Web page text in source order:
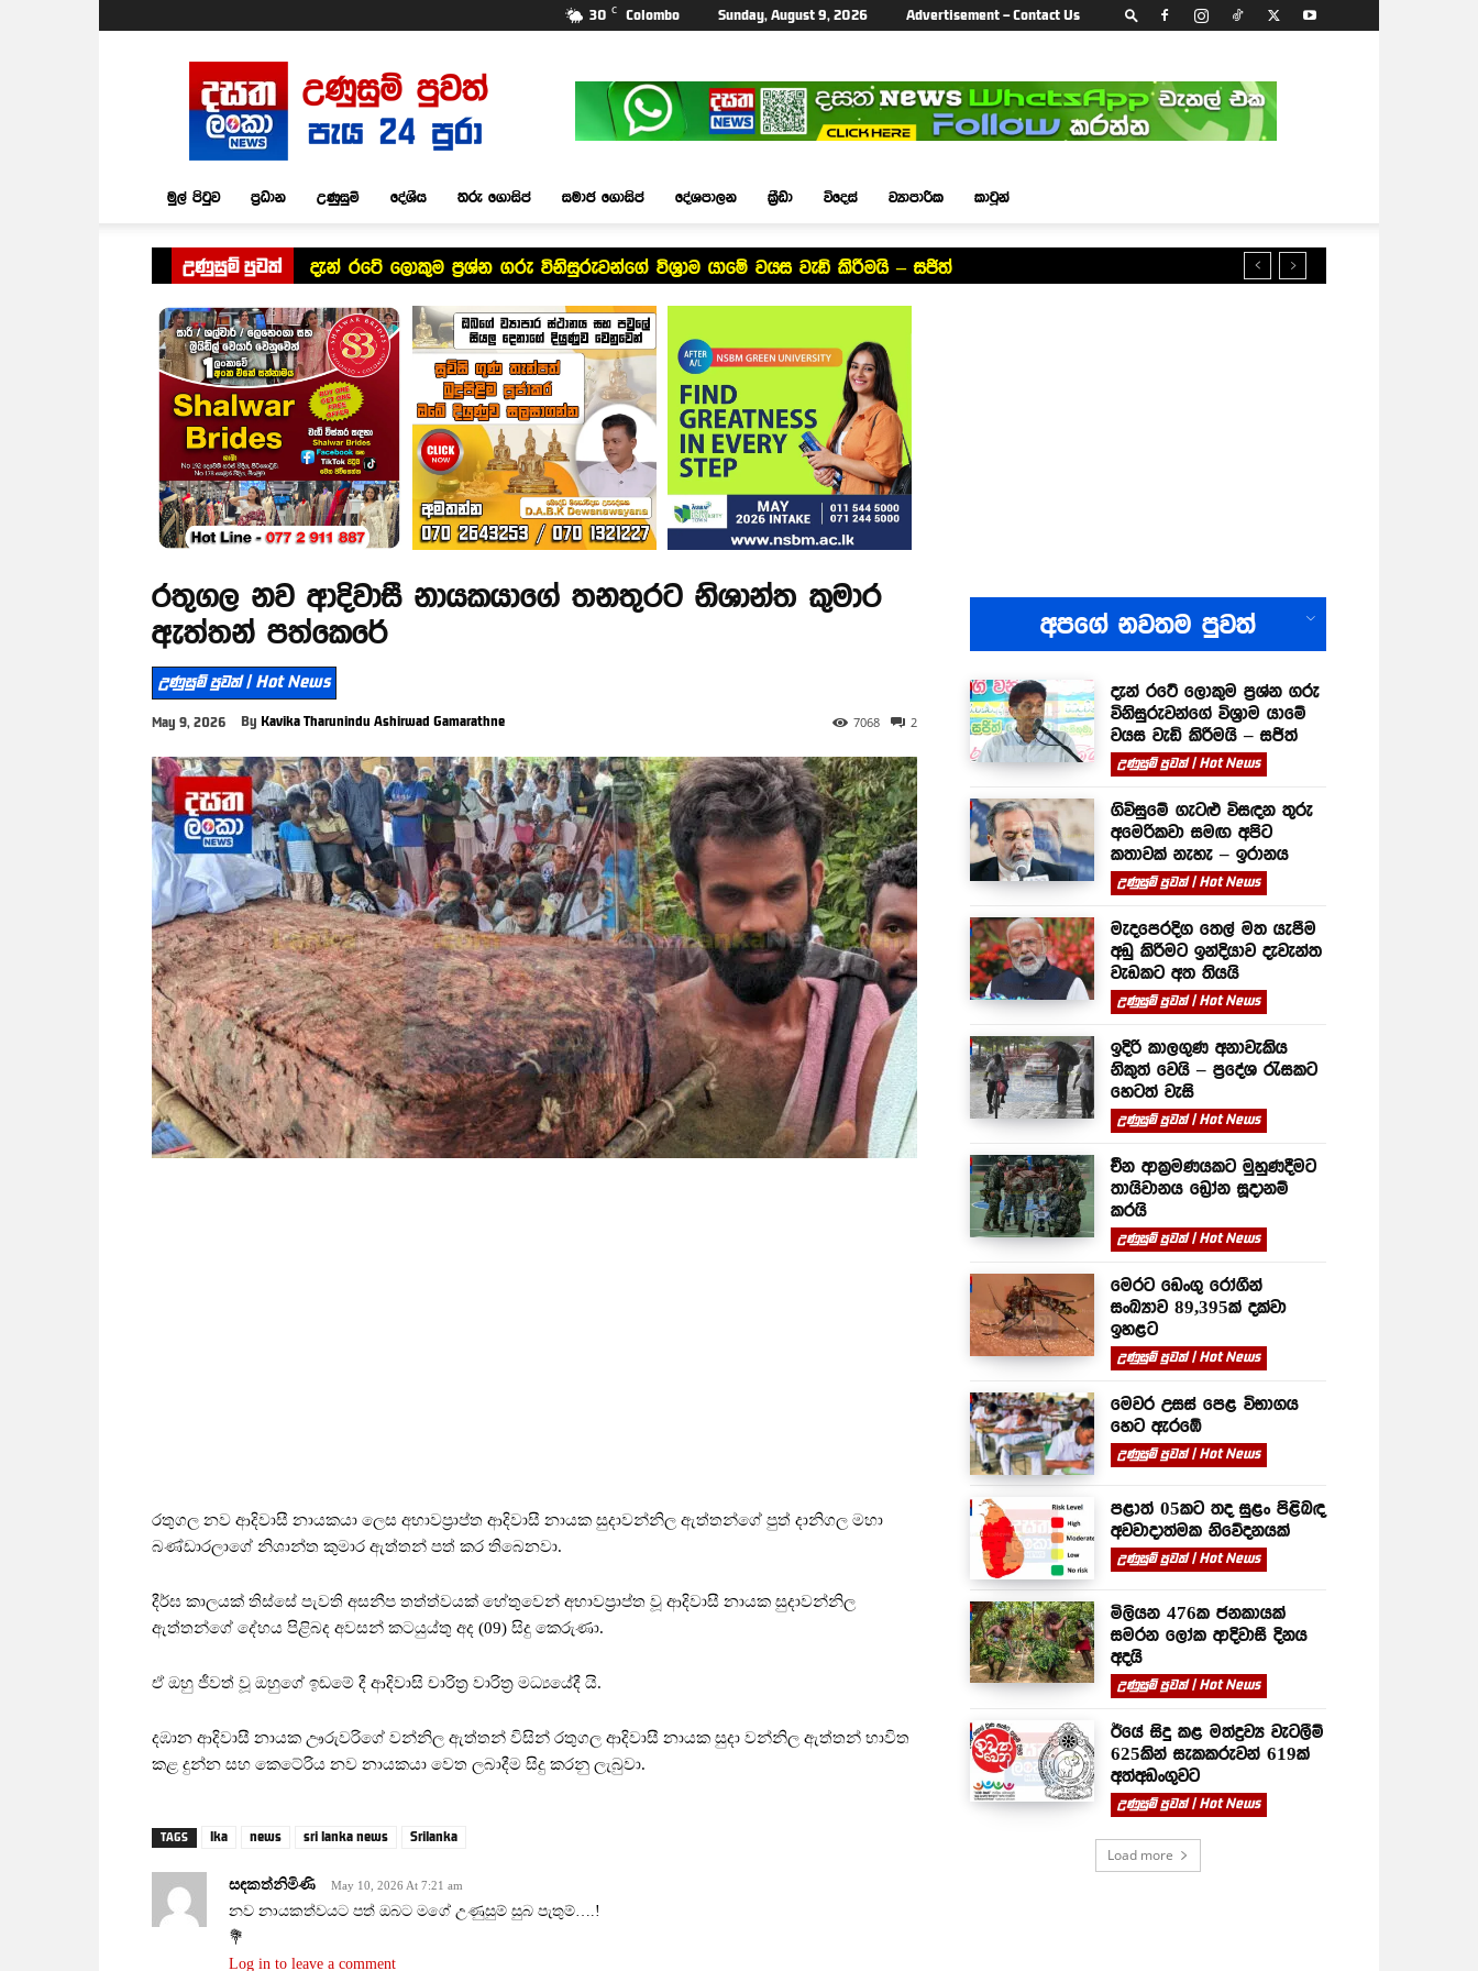
30 C Colombo Sunday, August 9, 2026 Advertisement – Contact Us
Dasatha
Lanka
News
මුල් පිටුව ප්‍රධාන උණුසුම් දේශීය තරු ගොසිප් සමාජ ගොසිප් දේශපාලන ක්‍රීඩා විදෙස් ව්‍යාපාරික කාටූන්
උණුසුම් පුවත් දැන් රටේ ලොකුම ප්‍රශ්න ගරු විනිසුරුවන්ගේ විශ්‍රාම යාමේ වයස වැඩි කිරීමයි – සජිත්
රතුගල නව ආදිවාසී නායකයාගේ තනතුරට නිශාන්ත කුමාර
ඇත්තන් පත්කෙරේ
උණුසුම් පුවත් | Hot News
May 9, 2026 By Kavika Tharunindu Ashirwad Gamarathne 2
7068
රතුගල නව ආදිවාසී නායකයා ලෙස අභාවප්‍රාප්ත ආදිවාසී නායක සුදාවන්නිල ඇත්තන්ගේ පුත් දානිගල මහා
බණ්ඩාරලාගේ නිශාන්ත කුමාර ඇත්තන් පත් කර තිබෙනවා.
දීර්ඝ කාලයක් තිස්සේ පැවති අසනීප තත්ත්වයක් හේතුවෙන් අභාවප්‍රාප්ත වූ ආදිවාසී නායක සුදාවන්නිල
ඇත්තන්ගේ දේහය පිළිබද අවසන් කටයුය්තු අද (09) සිදු කෙරුණා.
ඒ ඔහු ජීවත් වූ ඔහුගේ ඉඩමේ දී ආදිවාසි චාරිත්‍ර වාරිත්‍ර මධ්‍යයේදී යි.
දඹාන ආදිවාසී නායක ඌරුවරිගේ වන්නිල ඇත්තන් විසින් රතුගල ආදිවාසී නායක සුදා වන්නිල ඇත්තන් භාවිත
කළ දුන්න සහ කෙටේරිය නව නායකයා වෙත ලබාදීම සිදු කරනු ලැබුවා.
TAGS lka news sri lanka news Srilanka
සඳකත්නිමිණි May 10, 2026 At 7:21 am
නව නායකත්වයට පත් ඔබට මගේ උණුසුම් සුබ පැතුම්….!
💐
Log in to leave a comment
අපගේ නවතම පුවත්
දැන් රටේ ලොකුම ප්‍රශ්න ගරු
විනිසුරුවන්ගේ විශ්‍රාම යාමේ
වයස වැඩි කිරීමයි – සජිත්
උණුසුම් පුවත් | Hot News
ගිවිසුමේ ගැටළු විසඳන තුරු
අමෙරිකවා සමඟ අපිට
කතාවක් නැහැ – ඉරානය
උණුසුම් පුවත් | Hot News
මැදපෙරදිග තෙල් මත යැපීම
අඩු කිරීමට ඉන්දියාව දැවැන්ත
වැඩකට අත තියයි
උණුසුම් පුවත් | Hot News
ඉදිරි කාලගුණ අනාවැකිය
නිකුත් වෙයි – ප්‍රදේශ රැසකට
හෙටත් වැසි
උණුසුම් පුවත් | Hot News
චීන ආක්‍රමණයකට මුහුණදීමට
තායිවානය ඩ්‍රෝන සූදානම්
කරයි
උණුසුම් පුවත් | Hot News
මෙරට ඩෙංගු රෝගීන්
සංඛ්‍යාව 89,395ක් දක්වා
ඉහළට
උණුසුම් පුවත් | Hot News
මෙවර උසස් පෙළ විභාගය
හෙට ඇරඹේ
උණුසුම් පුවත් | Hot News
පළාත් 05කට තද සුළං පිළිබඳ
අවවාදාත්මක නිවේදනයක්
උණුසුම් පුවත් | Hot News
මිලියන 476ක ජනකායක්
සමරන ලෝක ආදිවාසී දිනය
අදයි
උණුසුම් පුවත් | Hot News
ඊයේ සිදු කළ මත්ද්‍රව්‍ය වැටලීම්
625කින් සැකකරුවන් 619ක්
අත්අඩංගුවට
උණුසුම් පුවත් | Hot News
Load more